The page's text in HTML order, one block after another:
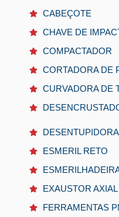
CABEÇOTE
CHAVE DE
COMPACTADOR
CORTADORA DE
CURVADORA DE
DESENTUPIDORA
ESMERIL RETO
EXAUSTOR
FERRAMENTAS